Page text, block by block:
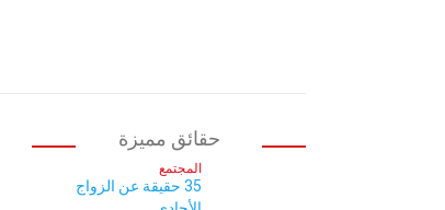
حقائق مميزة
المجتمع
35 حقيقة عن الزواج